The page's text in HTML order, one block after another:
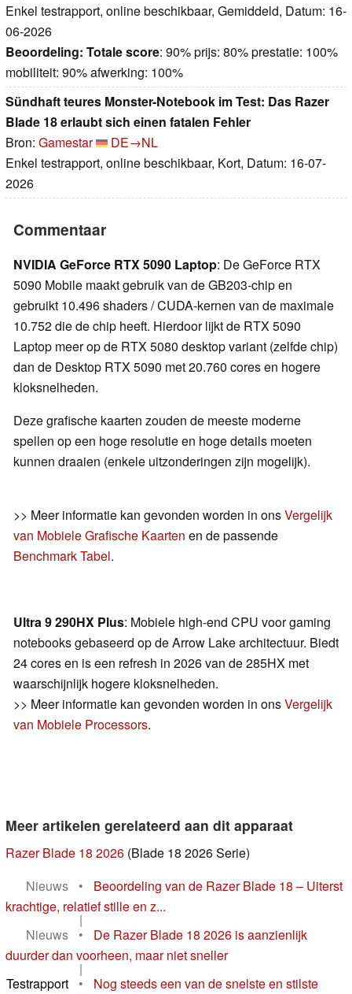
Enkel testrapport, online beschikbaar, Gemiddeld, Datum: 16-
06-2026
Beoordeling: Totale score: 90% prijs: 80% prestatie: 100%
mobiliteit: 90% afwerking: 100%
Sündhaft teures Monster-Notebook im Test: Das Razer
Blade 18 erlaubt sich einen fatalen Fehler
Bron: Gamestar
DE→NL
Enkel testrapport, online beschikbaar, Kort, Datum: 16-07-
2026
Commentaar
NVIDIA GeForce RTX 5090 Laptop: De GeForce RTX
5090 Mobile maakt gebruik van de GB203-chip en
gebruikt 10.496 shaders / CUDA-kernen van de maximale
10.752 die de chip heeft. Hierdoor lijkt de RTX 5090
Laptop meer op de RTX 5080 desktop variant (zelfde chip)
dan de Desktop RTX 5090 met 20.760 cores en hogere
kloksnelheden.
Deze grafische kaarten zouden de meeste moderne
spellen op een hoge resolutie en hoge details moeten
kunnen draaien (enkele uitzonderingen zijn mogelijk).
>> Meer informatie kan gevonden worden in onsVergelijk
van Mobiele Grafische Kaarten en de passende
Benchmark Tabel.
Ultra 9 290HX Plus: Mobiele high-end CPU voor gaming
notebooks gebaseerd op de Arrow Lake architectuur. Biedt
24 cores en is een refresh in 2026 van de 285HX met
waarschijnlijk hogere kloksnelheden.
>> Meer informatie kan gevonden worden in onsVergelijk
van Mobiele Processors.
Meer artikelen gerelateerd aan dit apparaat
Razer Blade 18 2026 (Blade 18 2026 Serie)
Nieuws
•
Beoordeling van de Razer Blade 18 – Uiterst
krachtige, relatief stille en z...
|
Nieuws
•
De Razer Blade 18 2026 is aanzienlijk
duurder dan voorheen, maar niet sneller
|
Testrapport
•
Nog steeds een van de snelste en stilste